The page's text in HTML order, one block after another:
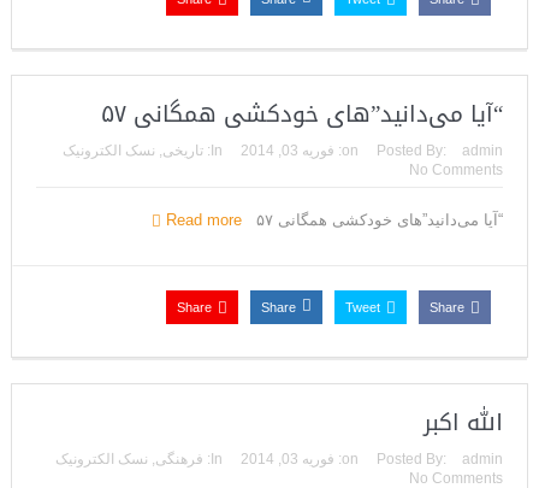
“آیا می‌‌دانید”‌های خودکشی همگانی ۵۷
Posted By: admin
on: فوریه 03, 2014 In: تاریخی نسک الکترونیک
No Comments
“آیا می‌‌دانید”‌های خودکشی همگانی ۵۷ Read more
Share
Tweet
Share
Share
الله اکبر
Posted By: admin
on: فوریه 03, 2014 In: فرهنگی, نسک الکترونیک
No Comments